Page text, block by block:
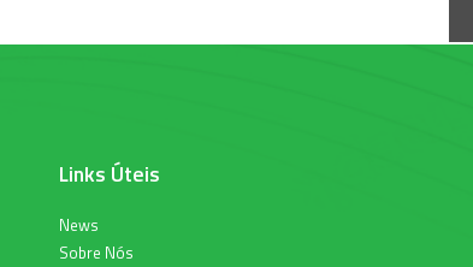
Links Úteis
News
Sobre Nós